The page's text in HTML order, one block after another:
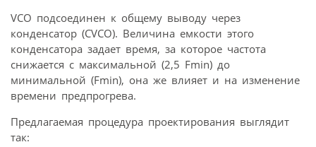
VCO подсоединен к общему выводу через
конденсатор (CVCO). Величина емкости этого
конденсатора задает время, за которое частота
снижается с максимальной (2,5 Fmin) до
минимальной (Fmin), она же влияет и на изменение
времени предпрогрева.
Предлагаемая процедура проектирования выглядит
так: